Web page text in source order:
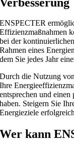
ENSPECTER
Effizienzmaßnahmen
bei der
Rahmen eines
dem Sie jedes Jahr
Durch die Nutzung
Ihre
entsprechen und
haben. Steigern Sie
Energieziele
Wer kann